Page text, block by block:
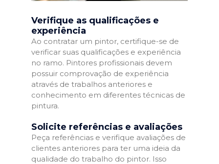
Verifique as qualificações e
experiência
Ao contratar um pintor, certifique-se de
verificar suas qualificações e experiência
no ramo. Pintores profissionais devem
possuir comprovação de experiência
através de trabalhos anteriores e
conhecimento em diferentes técnicas de
pintura.
Solicite referências e avaliações
Peça referências e verifique avaliações de
clientes anteriores para ter uma ideia da
qualidade do trabalho do pintor. Isso